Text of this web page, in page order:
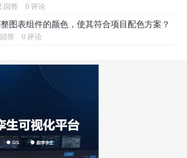
回答 0 评论
图表组件的颜色，使其符合项目配色方案？
答 0 评论